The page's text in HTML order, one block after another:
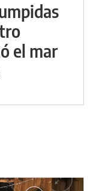
el mar